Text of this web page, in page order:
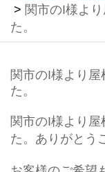
関市のI様よ
た。
関市のI様より
た。
関市のI様より
た。ありがとう